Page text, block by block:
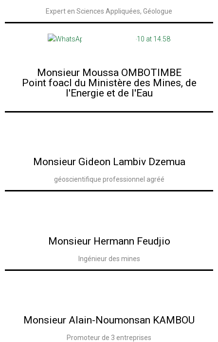
Expert en Sciences Appliquées, Géologue
Monsieur Moussa OMBOTIMBE
Point foacl du Ministère des Mines, de
l'Energie et de l'Eau
Monsieur Gideon Lambiv Dzemua
géoscientifique professionnel agréé
Monsieur Hermann Feudjio
Ingénieur des mines
Monsieur Alain-Noumonsan KAMBOU
Promoteur de 3 entreprises